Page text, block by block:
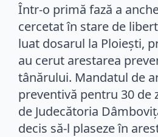
Într-o primă fază a
cercetat în stare de
luat dosarul la Ploiești,
au cerut arestarea
tânărului. Mandatul de
preventivă pentru 30 de
de Judecătoria
decis să-l plaseze în